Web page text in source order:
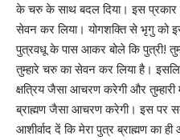
के चरु के साथ बदल दिया। इस प्रकार
सेवन कर लिया। योगशक्‍ति से भृगु को
पुत्रवधू के पास आकर बोले कि पुत्री!
तुम्हारे चरु का सेवन कर लिया है।
क्षत्रिय जैसा आचरण करेगी और तुम्हारी
ब्राह्मण जैसा आचरण करेगी। इस पर
आशीर्वाद दें कि मेरा पुत्र ब्राह्मण का